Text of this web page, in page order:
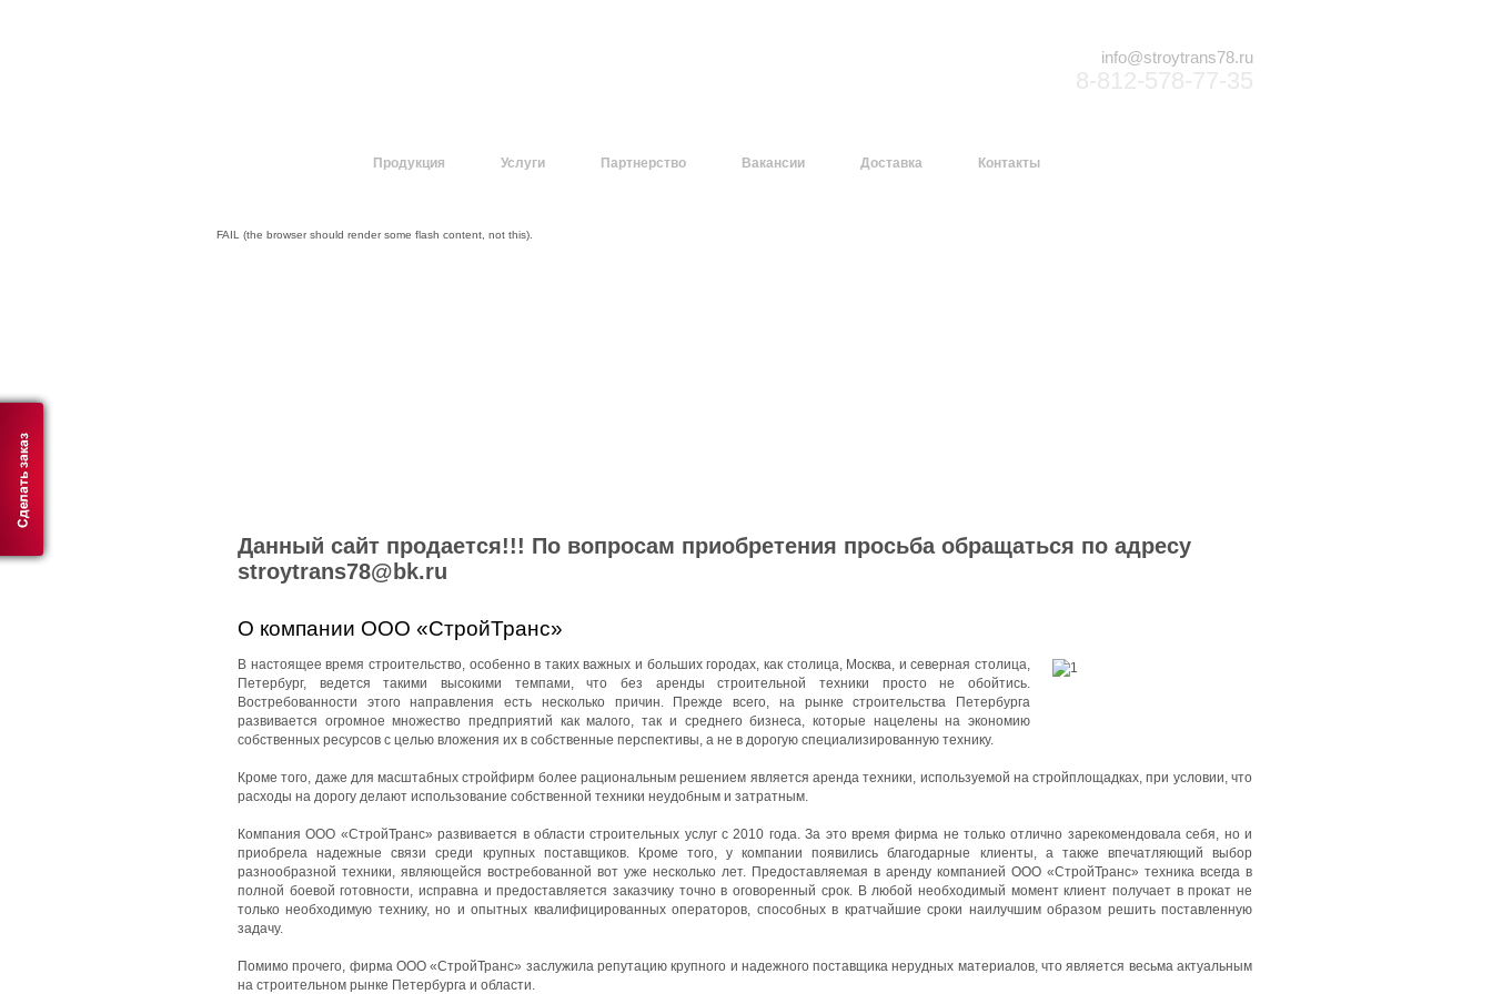
info@stroytrans78.ru
Продукция Услуги Партнерство Вакансии Доставка Контакты
FAIL (the browser should render some flash content, not this).
Данный сайт продается!!! По вопросам приобретения просьба обращаться по адресу
stroytrans78@bk.ru
О компании ООО «СтройТранс»
В настоящее время строительство, особенно в таких важных и больших городах, как столица, Москва, и северная столица,
Петербург, ведется такими высокими темпами, что без аренды строительной техники просто не обойтись.
Востребованности этого направления есть несколько причин. Прежде всего, на рынке строительства Петербурга
развивается огромное множество предприятий как малого, так и среднего бизнеса, которые нацелены на экономию
собственных ресурсов с целью вложения их в собственные перспективы, а не в дорогую специализированную технику.
Кроме того, даже для масштабных стройфирм более рациональным решением является аренда техники, используемой на стройплощадках, при условии, что
расходы на дорогу делают использование собственной техники неудобным и затратным.
Компания ООО «СтройТранс» развивается в области строительных услуг с 2010 года. За это время фирма не только отлично зарекомендовала себя, но и
приобрела надежные связи среди крупных поставщиков. Кроме того, у компании появились благодарные клиенты, а также впечатляющий выбор
разнообразной техники, являющейся востребованной вот уже несколько лет. Предоставляемая в аренду компанией ООО «СтройТранс» техника всегда в
полной боевой готовности, исправна и предоставляется заказчику точно в оговоренный срок. В любой необходимый момент клиент получает в прокат не
только необходимую технику, но и опытных квалифицированных операторов, способных в кратчайшие сроки наилучшим образом решить поставленную
задачу.
Помимо прочего, фирма ООО «СтройТранс» заслужила репутацию крупного и надежного поставщика нерудных материалов, что является весьма актуальным
на строительном рынке Петербурга и области.